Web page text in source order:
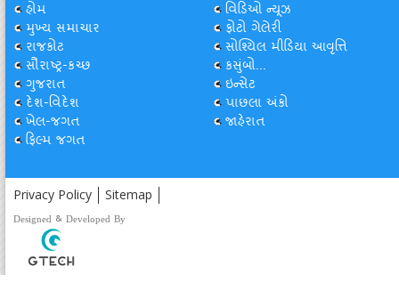
હોમ
મુખ્ય સમાચાર
રાજકોટ
સૌરાષ્ટ્ર-કચ્છ
ગુજરાત
દેશ-વિદેશ
ખેલ-જગત
ફિલ્મ જગત
વિડિઓ ન્યૂઝ
ફોટો ગેલેરી
સોશ્યિલ મીડિયા આવૃત્તિ
કસુંબો...
ઇન્સેટ
પાછલા અંકો
જાહેરાત
Privacy Policy Sitemap
Designed & Developed By